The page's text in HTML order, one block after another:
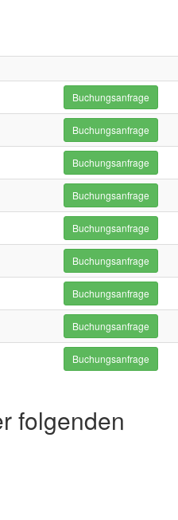
Buchungsanfrage
Buchungsanfrage
Buchungsanfrage
Buchungsanfrage
Buchungsanfrage
Buchungsanfrage
Buchungsanfrage
Buchungsanfrage
Buchungsanfrage
folgenden